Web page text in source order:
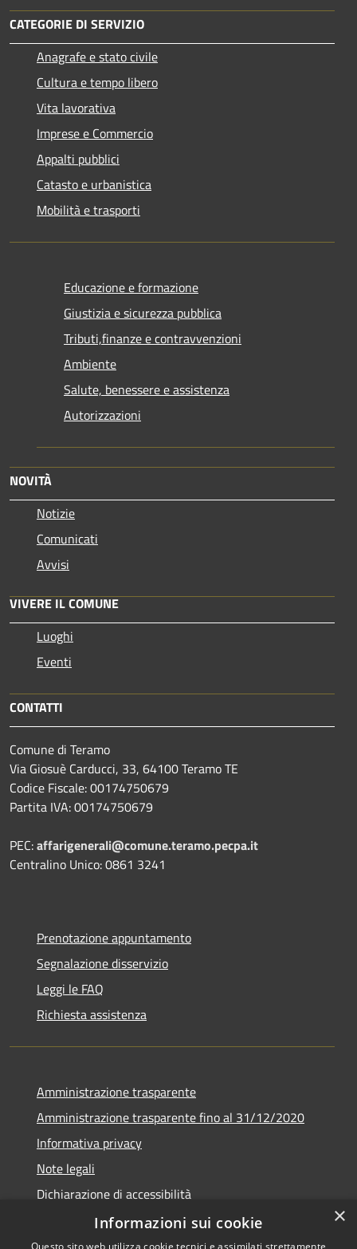
CATEGORIE DI SERVIZIO
Anagrafe e stato civile
Cultura e tempo libero
Vita lavorativa
Imprese e Commercio
Appalti pubblici
Catasto e urbanistica
Mobilità e trasporti
Educazione e formazione
Giustizia e sicurezza pubblica
Tributi,finanze e contravvenzioni
Ambiente
Salute, benessere e assistenza
Autorizzazioni
NOVITÀ
Notizie
Comunicati
Avvisi
VIVERE IL COMUNE
Luoghi
Eventi
CONTATTI
Comune di Teramo
Via Giosuè Carducci, 33, 64100 Teramo TE
Codice Fiscale: 00174750679
Partita IVA: 00174750679
PEC:affarigenerali@comune.teramo.pecpa.it
Centralino Unico: 0861 3241
Prenotazione appuntamento
Segnalazione disservizio
Leggi le FAQ
Richiesta assistenza
Amministrazione trasparente
Amministrazione trasparente fino al 31/12/2020
Informativa privacy
Note legali
Dichiarazione di accessibilità
×
Informazioni sui cookie
Questo sito web utilizza cookie tecnici e assimilati strettamente